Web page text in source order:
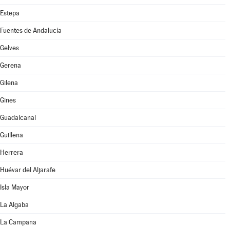
Estepa
Fuentes de Andalucía
Gelves
Gerena
Gilena
Gines
Guadalcanal
Guillena
Herrera
Huévar del Aljarafe
Isla Mayor
La Algaba
La Campana